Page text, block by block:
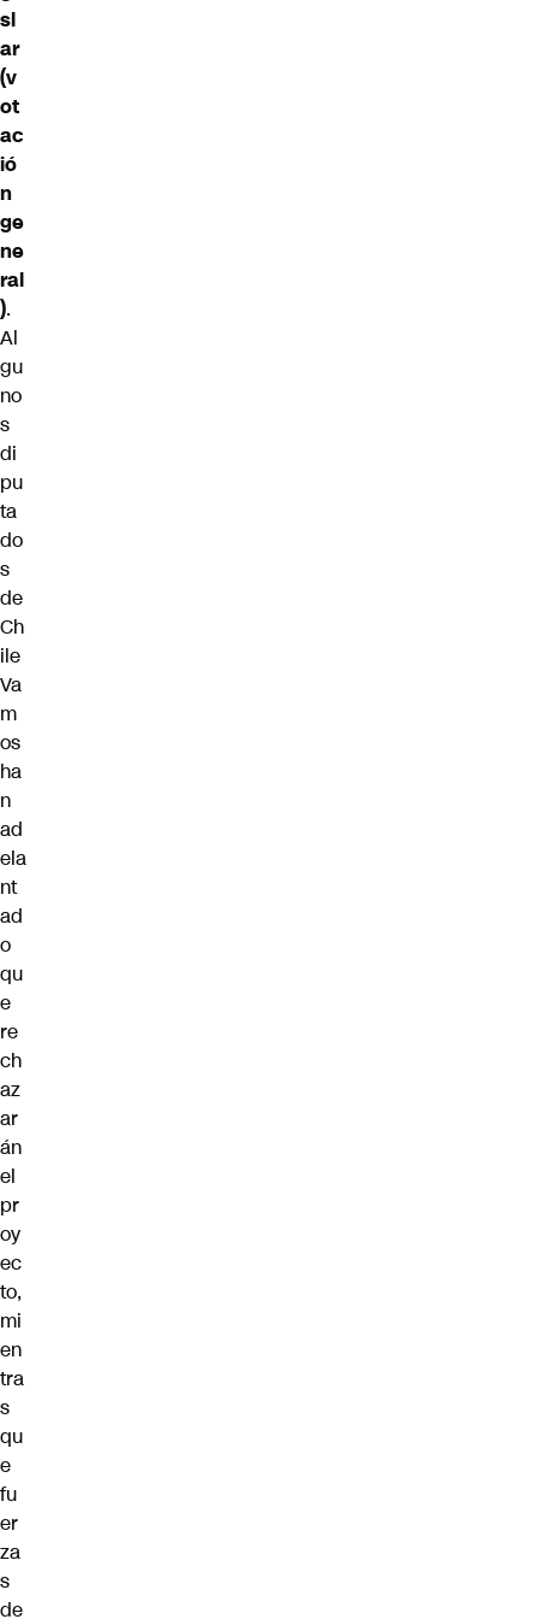
sl
ar
(v
ot
ac
ió
n
ge
ne
ral
).
Al
gu
no
s
di
pu
ta
do
s
de
Ch
ile
Va
m
os
ha
n
ad
ela
nt
ad
o
qu
e
re
ch
az
ar
án
el
pr
oy
ec
to,
mi
en
tra
s
qu
e
fu
er
za
s
de